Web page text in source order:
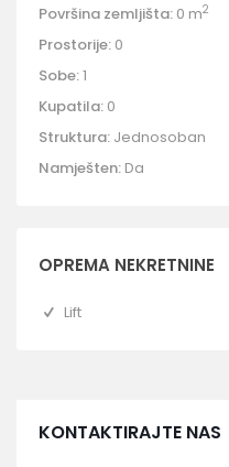
Površina zemljišta: 0 m2
Prostorije: 0
Sobe:1
Kupatila: 0
Struktura: Jednosoban
Namješten: Da
OPREMA NEKRETNINE
Lift
KONTAKTIRAJTE NAS